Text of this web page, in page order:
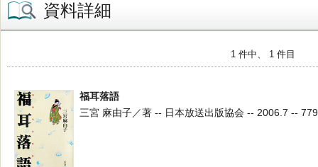
資料詳細
1 件中、 1 件目
福耳落語
三宮 麻由子／著 -- 日本放送出版協会 -- 2006.7 --